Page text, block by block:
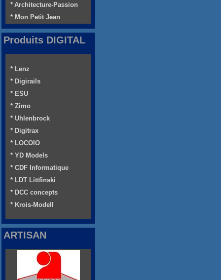
* Architecture-Passion
* Mon Petit Jean
Produits DIGITAL
* Lenz
* Digirails
* ESU
* Zimo
* Uhlenbrock
* Digitrax
* LOCOIO
* YD Models
* CDF Informatique
* LDT Littfinski
* DCC concepts
* Krois-Modell
ARTISAN